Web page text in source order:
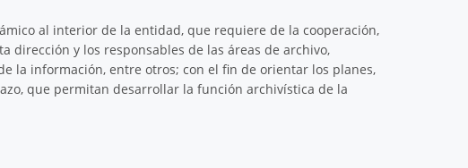
al interior de la entidad, que requiere de la cooperación,
dirección y los responsables de las áreas de archivo,
la información, entre otros; con el fin de orientar los planes,
que permitan desarrollar la función archivística de la